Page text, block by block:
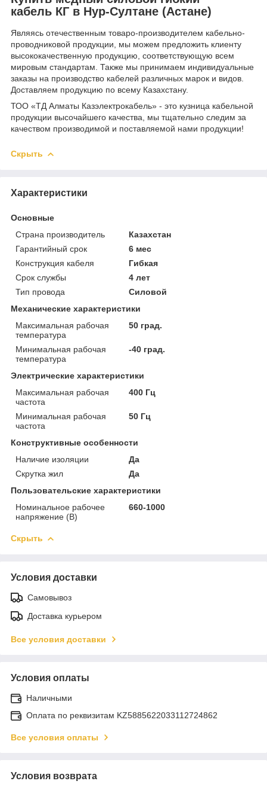
кабель КГ в Нур-Султане (Астане)
Являясь отечественным товаро-производителем кабельно-
проводниковой продукции, мы можем предложить клиенту
высококачественную продукцию, соответствующую всем
мировым стандартам. Также мы принимаем индивидуальные
заказы на производство кабелей различных марок и видов.
Доставляем продукцию по всему Казахстану.
ТОО «ТД Алматы Казэлектрокабель» - это кузница кабельной
продукции высочайшего качества, мы тщательно следим за
качеством производимой и поставляемой нами продукции!
Скрыть
Характеристики
Основные
Страна производитель
Казахстан
Гарантийный срок
6 мес
Конструкция кабеля
Гибкая
Срок службы
4 лет
Тип провода
Силовой
Механические характеристики
Максимальная рабочая
температура
50 град.
Минимальная рабочая
температура
-40 град.
Электрические характеристики
Максимальная рабочая
частота
400 Гц
Минимальная рабочая
частота
50 Гц
Конструктивные особенности
Наличие изоляции
Да
Скрутка жил
Да
Пользовательские характеристики
Номинальное рабочее
напряжение (В)
660-1000
Скрыть
Условия доставки
Самовывоз
Доставка курьером
Все условия доставки
Условия оплаты
Наличными
Оплата по реквизитам KZ5885622033112724862
Все условия оплаты
Условия возврата